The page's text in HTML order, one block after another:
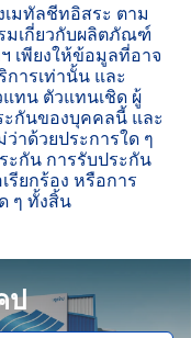
มทัลชีทอิสระ ตาม
มเกี่ยวกับผลิตภัณฑ์
เพียงให้ข้อมูลที่อาจ
ารเท่านั้น และ
ทน ตัวแทนเชิด ผู้
ะกันของบุคคลนี้ และ
าด้วยประการใด ๆ
ะกัน การรับประกัน
รียกร้อง หรือการ
ๆ ทั้งสิ้น
ป